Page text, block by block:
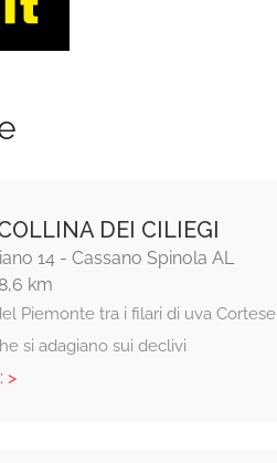
DEI CILIEGI
14 - Cassano Spinola AL
km
Piemonte tra i filari di uva Cortese
si adagiano sui declivi
>